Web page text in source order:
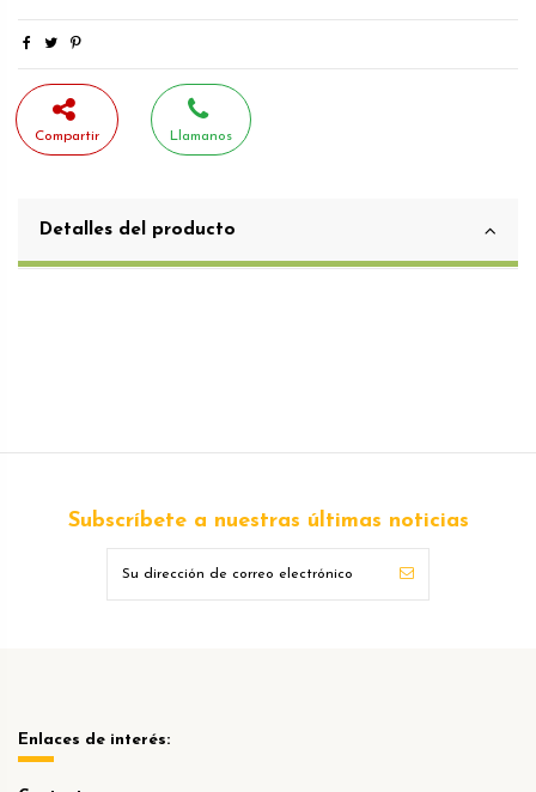
Compartir Llamanos
Detalles del producto
Subscríbete a nuestras últimas noticias
Enlaces de interés: